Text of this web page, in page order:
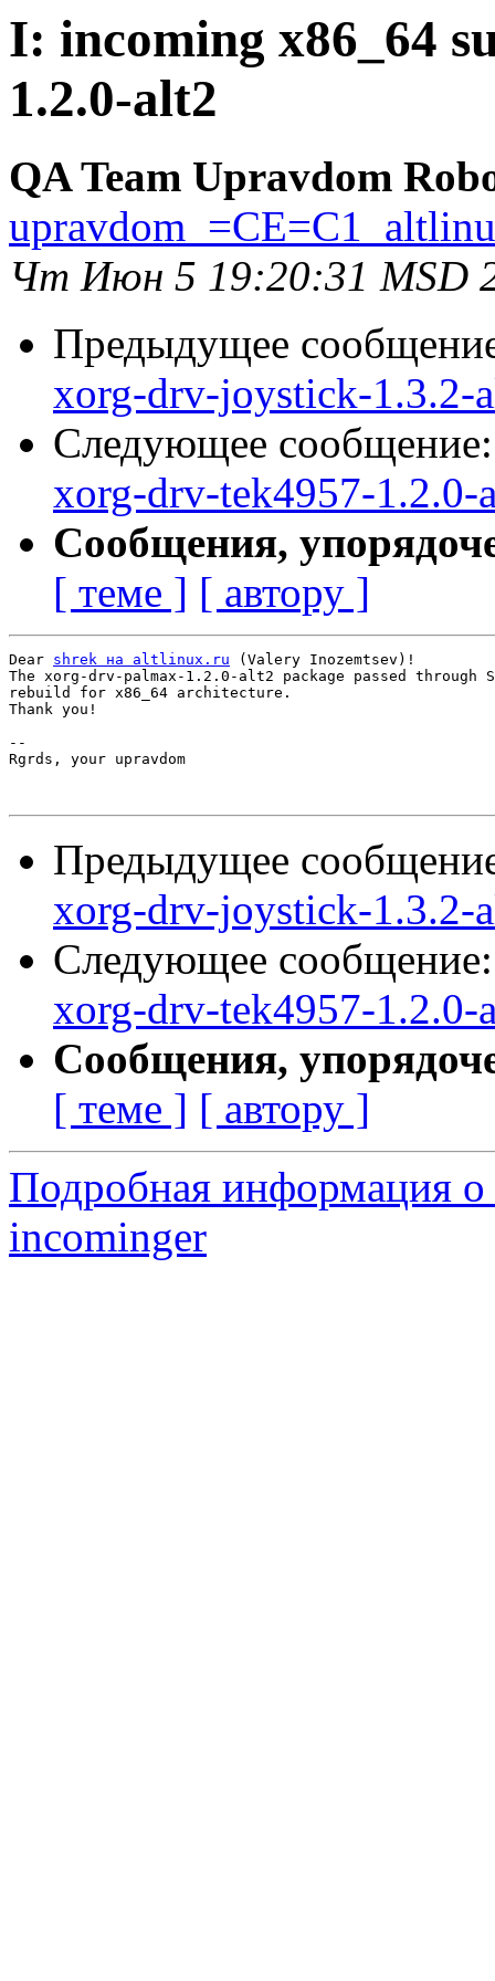
I: incoming x86_64
1.2.0-alt2
QA Team Upravdom
Чт Июн 5 19:20:31 MSD
Предыдущее
xorg-drv-joystick-1.3.2-
Следующее
xorg-drv-tek4957-1.2.0-
Сообщения,
[ теме ] [ автору ]
Dear shrek на altlinux.ru (Valery Inozemtsev)!
The xorg-drv-palmax-1.2.0-alt2 package passed through
rebuild for x86_64 architecture.
Thank you!
--
Rgrds, your upravdom
Предыдущее
xorg-drv-joystick-1.3.2-
Следующее
xorg-drv-tek4957-1.2.0-
Сообщения,
[ теме ] [ автору ]
Подробная информация о
incominger